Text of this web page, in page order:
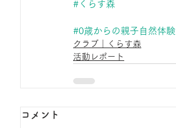
#くらす森
#0歳からの親子自然体験
クラブ｜くらす森
活動レポート
コメント